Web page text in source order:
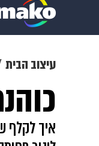
עיצוב הבית